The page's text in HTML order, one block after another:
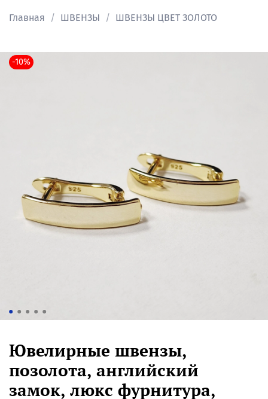
Главная ШВЕНЗЫ ШВЕНЗЫ ЦВЕТ ЗОЛОТО
-10%
Ювелирные швензы,
позолота, английский
замок, люкс фурнитура,